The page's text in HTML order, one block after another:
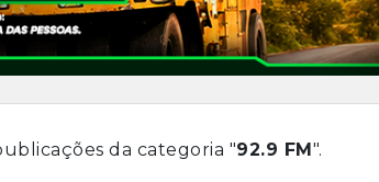
da categoria "92.9 FM".